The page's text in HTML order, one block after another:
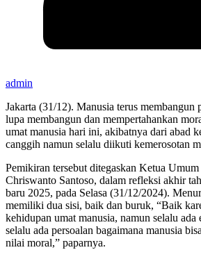
admin
Jakarta (31/12). Manusia terus membangun
lupa membangun dan mempertahankan
umat manusia hari ini, akibatnya dari abad
canggih namun selalu diikuti kemerosotan
Pemikiran tersebut ditegaskan Ketua
Chriswanto Santoso, dalam refleksi akhir
baru 2025, pada Selasa (31/12/2024).
memiliki dua sisi, baik dan buruk, “Baik
kehidupan umat manusia, namun selalu ada
selalu ada persoalan bagaimana manusia
nilai moral,” paparnya.